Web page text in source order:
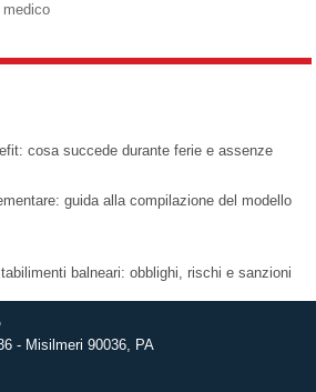
medico
cosa succede durante ferie e assenze
guida alla compilazione del modello
balneari: obblighi, rischi e sanzioni
- Misilmeri 90036 PA